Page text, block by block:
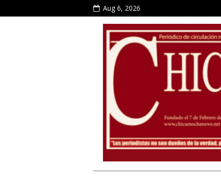
Aug 6, 2026